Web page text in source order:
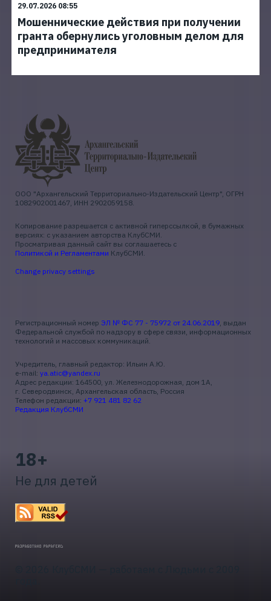
29.07.2026 08:55
Мошеннические действия при получении
гранта обернулись уголовным делом для
предпринимателя
ООО "Архангельский Территориально-Издательский Центр", ОГРН
1082902001467, ИНН 2902059158.
Копирование разрешается с активной гиперссылкой, в бумажных
версиях: с указанием авторства КлубСМИ.
Просматривая данный сайт вы соглашаетесь с
Политикой и Регламентами КлубСМИ.
Change privacy settings
Регистрационный номер ЭЛ № ФС 77 - 75972 от 24.06.2019, выдан
Федеральной службой по надзору в сфере связи, информационных
технологий и массовых коммуникаций.
Учредитель, главный редактор: Ильин А.Ю.
e-mail: ya.atic@yandex.ru
Адрес редакции: 164500, ул. Железнодорожная, дом 1А,
г. Северодвинск, Архангельская область, Россия
Телефон редакции: +7 921 481 82 62
Редакция КлубСМИ
18+
Не для детей